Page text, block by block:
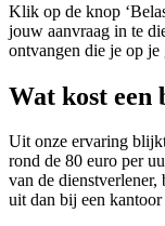
Klik op de knop
jouw aanvraag in te
ontvangen die je op
Wat kost
Uit onze ervaring
rond de 80 euro per
van de
uit dan bij een